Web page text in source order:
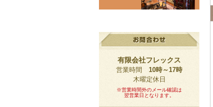
有限会社フレックス
営業時間 10時～17時
木曜定休日
※営業時間外のメール確認は
翌営業日となります。